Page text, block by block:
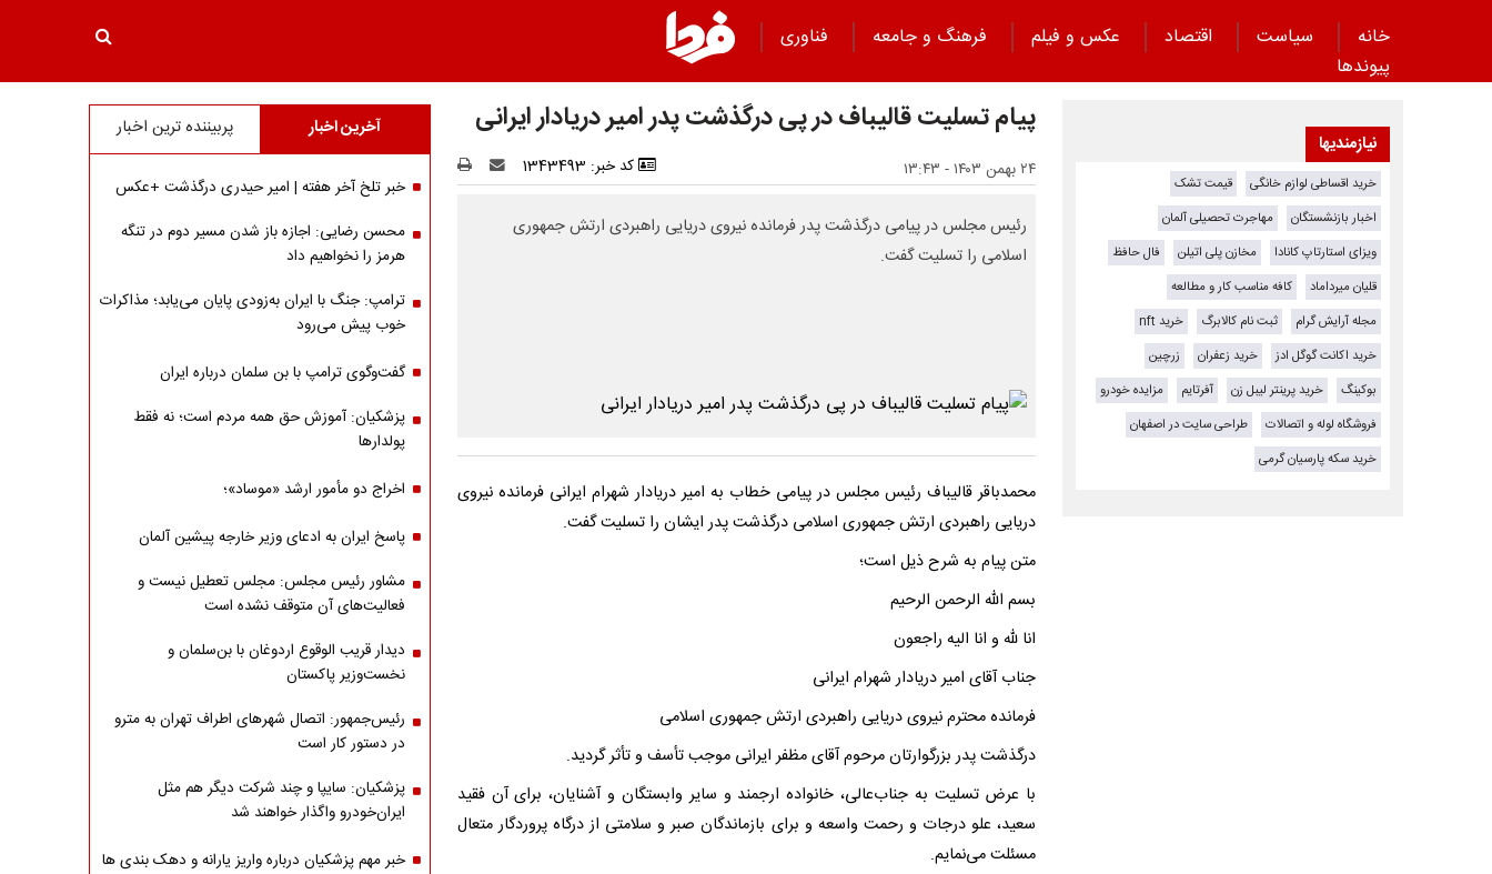
خانه سیاست اقتصاد عکس و فیلم فرهنگ و جامعه
فناوری
پیوند‌ها
پیام تسلیت قالیباف در پی درگذشت پدر امیر دریادار ایرانی
۲۴ بهمن ۱۴۰۳ - ۱۳:۴۳ کد خبر: 1343493
رئیس مجلس در پیامی درگذشت پدر فرمانده نیروی دریایی راهبردی ارتش جمهوری
اسلامی را تسلیت گفت.
محمدباقر قالیباف رئیس مجلس در پیامی خطاب به امیر دریادار شهرام ایرانی فرمانده نیروی
دریایی راهبردی ارتش جمهوری اسلامی درگذشت پدر ایشان را تسلیت گفت.
متن پیام به شرح ذیل است؛
بسم الله الرحمن الرحیم
انا لله و انا الیه راجعون
جناب آقای امیر دریادار شهرام ایرانی
فرمانده محترم نیروی دریایی راهبردی ارتش جمهوری اسلامی
درگذشت پدر بزرگوارتان مرحوم آقای مظفر ایرانی موجب تأسف و تأثر گردید.
با عرض تسلیت به جناب‌عالی، خانواده ارجمند و سایر وابستگان و آشنایان، برای آن فقید
سعید، علو درجات و رحمت واسعه و برای بازماندگان صبر و سلامتی از درگاه پروردگار متعال
مسئلت می‌نمایم.
نیازمندیها
خرید اقساطی لوازم خانگی
قیمت تشک
اخبار بازنشستگان
مهاجرت تحصیلی آلمان
ویزای استارتاپ کانادا
مخازن پلی اتیلن
فال حافظ
قلیان میرداماد
کافه مناسب کار و مطالعه
مجله آرایش گرام
ثبت نام کالابرگ
خرید nft
خرید اکانت گوگل ادز
خرید زعفران
زرچین
بوکینگ
خرید پرینتر لیبل زن آفرتایم
مزایده خودرو
فروشگاه لوله و اتصالات
طراحی سایت در اصفهان
خرید سکه پارسیان گرمی
آخرین اخبار پربیننده ترین اخبار
خبر تلخ آخر هفته | امیر حیدری درگذشت +عکس
محسن رضایی: اجازه باز شدن مسیر دوم در تنگه
هرمز را نخواهیم داد
ترامپ: جنگ با ایران به‌زودی پایان می‌یابد؛ مذاکرات
خوب پیش می‌رود
گفت‌وگوی ترامپ با بن سلمان درباره ایران
پزشکیان: آموزش حق همه مردم است؛ نه فقط
پولدارها
اخراج دو مأمور ارشد «موساد»؛
پاسخ ایران به ادعای وزیر خارجه پیشین آلمان
مشاور رئیس مجلس: مجلس تعطیل نیست و
فعالیت‌های آن متوقف نشده است
دیدار قریب الوقوع اردوغان با بن‌سلمان و
نخست‌وزیر پاکستان
رئیس‌جمهور: اتصال شهرهای اطراف تهران به مترو
در دستور کار است
پزشکیان: سایپا و چند شرکت دیگر هم مثل
ایران‌خودرو واگذار خواهند شد
خبر مهم پزشکیان درباره واریز یارانه و دهک بندی ها